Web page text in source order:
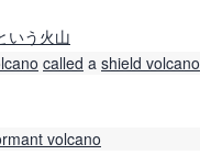
いう火山
called a shield volcano
volcano